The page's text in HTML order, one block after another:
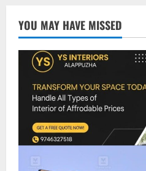
YOU MAY HAVE MISSED